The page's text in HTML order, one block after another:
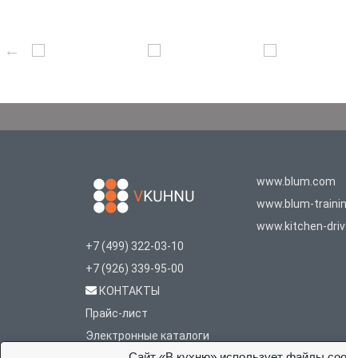
+7 (499) 322-03-10
+7 (926) 339-95-00
КОНТАКТЫ
Прайс-лист
Электронные каталоги
www.blum.com
www.blum-
www.kitchen-